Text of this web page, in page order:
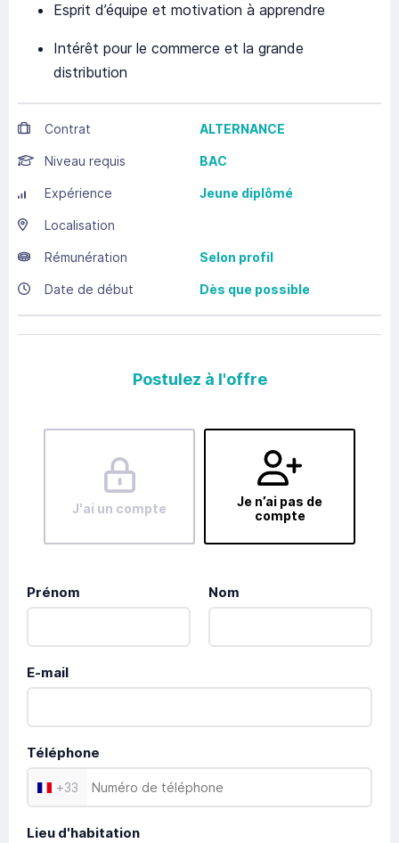
Esprit d’équipe et motivation à apprendre
Intérêt pour le commerce et la grande
distribution
Contrat ALTERNANCE
Niveau requis BAC
Expérience Jeune diplômé
Localisation
Rémunération Selon profil
Date de début Dès que possible
Postulez à l'offre
J'ai un compte
Je n’ai pas de
compte
Prénom Nom
E-mail
Téléphone
+33
Lieu d'habitation